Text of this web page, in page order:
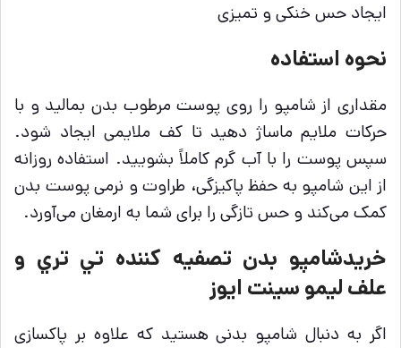
ایجاد حس خنکی و تمیزی
نحوه استفاده
مقداری از شامپو را روی پوست مرطوب بدن بمالید و با
حرکات ملایم ماساژ دهید تا کف ملایمی ایجاد شود.
سپس پوست را با آب گرم کاملاً بشویید. استفاده روزانه
از این شامپو به حفظ پاکیزگی، طراوت و نرمی پوست بدن
کمک می‌کند و حس تازگی را برای شما به ارمغان می‌آورد.
خریدشامپو بدن تصفيه كننده تي تري و
علف ليمو سينت ايوز
اگر به دنبال شامپو بدنی هستید که علاوه بر پاکسازی